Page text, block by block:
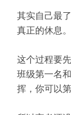
其实自己最
真正的休息。
这个过程要
班级第一名
挥，你可以